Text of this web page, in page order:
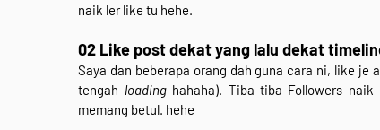
naik ler like tu hehe.
02 Like post dekat yang lalu dekat
Saya dan beberapa orang dah guna cara ni, like je
tengah loadinghahaha). Tiba-tiba Followers naik
memang betul. hehe